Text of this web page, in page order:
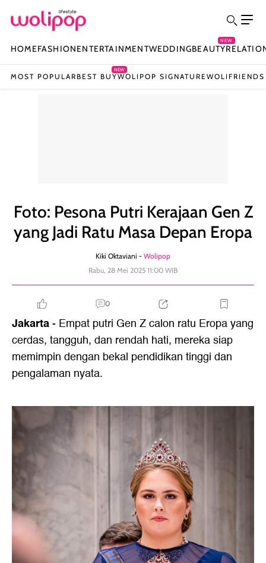
HOMEFASHIONENTERTAINMENTWEDDINGBEAUTY
NEW
MOST POPULAR BEST BUY
NEW
WOLIPOP SIGNATUREWOLIFRIENDS
Foto: Pesona Putri Kerajaan Gen Z
yang Jadi Ratu Masa Depan Eropa
Kiki Oktaviani - Wolipop
Rabu, 28 Mei 2025 11:00 WIB
0
Jakarta- Empat putri Gen Z calon ratu Eropa yang
cerdas, tangguh, dan rendah hati, mereka siap
memimpin dengan bekal pendidikan tinggi dan
pengalaman nyata.